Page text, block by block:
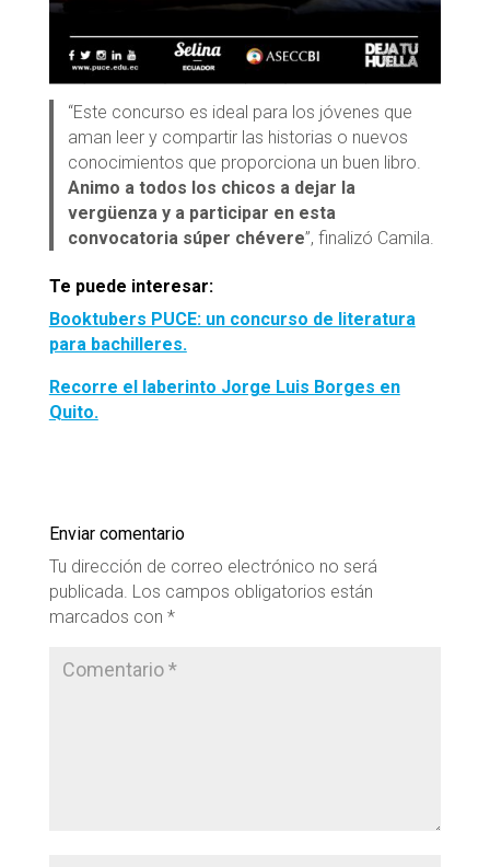
“Este concurso es ideal para los jóvenes que
aman leer y compartir las historias o nuevos
conocimientos que proporciona un buen libro.
Animo a todos los chicos a dejar la
vergüenza y a participar en esta
convocatoria súper chévere”, finalizó Camila.
Te puede interesar:
Booktubers PUCE: un concurso de literatura
para bachilleres.
Recorre el laberinto Jorge Luis Borges en
Quito.
Enviar comentario
Tu dirección de correo electrónico no será
publicada. Los campos obligatorios están
marcados con *